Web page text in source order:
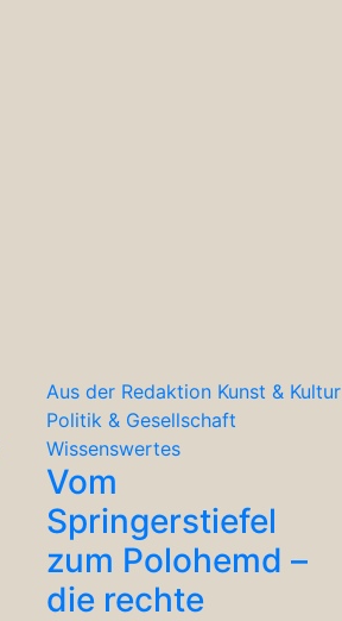
Aus der Redaktion Kunst & Kultur
Politik & Gesellschaft
Wissenswertes
Vom
Springerstiefel
zum Polohemd –
die rechte